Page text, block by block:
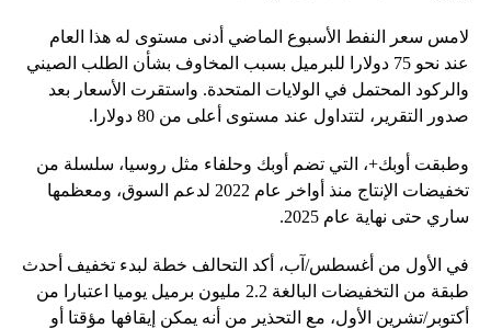
لامس سعر النفط الأسبوع الماضي أدنى مستوى له هذا العام
عند نحو 75 دولارا للبرميل بسبب المخاوف بشأن الطلب الصيني
والركود المحتمل في الولايات المتحدة. واستقرت الأسعار بعد
صدور التقرير، لتتداول عند مستوى أعلى من 80 دولارا.
وطبقت أوبك+، التي تضم أوبك وحلفاء مثل روسيا، سلسلة من
تخفيضات الإنتاج منذ أواخر عام 2022 لدعم السوق، ومعظمها
ساري حتى نهاية عام 2025.
في الأول من أغسطس/آب، أكد التحالف خطة لبدء تخفيف أحدث
طبقة من التخفيضات البالغة 2.2 مليون برميل يوميا اعتبارا من
أكتوبر/تشرين الأول، مع التحذير من أنه يمكن إيقافها مؤقتا أو